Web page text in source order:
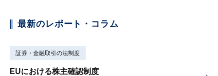
最新のレポート・コラム
証券・金融取引の法制度
EUにおける株主確認制度